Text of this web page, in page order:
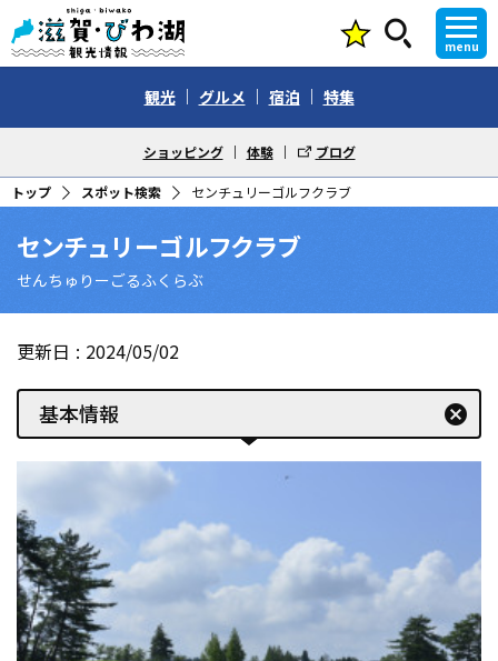
menu
観光 グルメ 宿泊 特集
ショッピング 体験 ブログ
トップ スポット検索 センチュリーゴルフクラブ
センチュリーゴルフクラブ
せんちゅりーごるふくらぶ
更新日 2024/05/02
基本情報 cancel